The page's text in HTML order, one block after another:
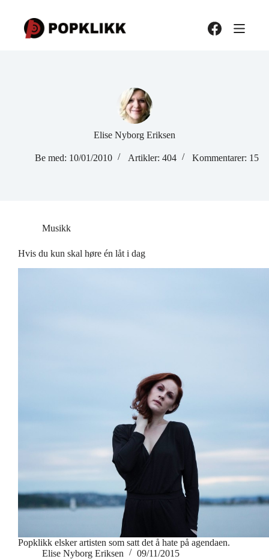
innholdet
Elise Nyborg Eriksen
Be med: 10/01/2010 Artikler: 404 Kommentarer: 15
Musikk
Hvis du kun skal høre én låt i dag
Popklikk elsker artisten som satt det å hate på agendaen.
Elise Nyborg Eriksen
09/11/2015